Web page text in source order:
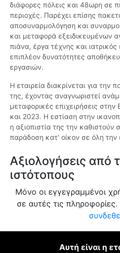
διάφορες πόλεις και 48ωρη σε
περιοχές. Παρέχει επίσης
αποσυναρμολόγηση και
και μεταφορά εξειδικευμένων
πιάνα, έργα τέχνης και
επιπλέον δυνατότητες
εργασιών.
Η εταιρεία διακρίνεται για την
της, έχοντας αναγνωριστεί
μεταφορικές επιχειρήσεις
και 2023. Η εστίαση στην
η αξιοπιστία της την καθιστούν
παράδοση κατ' οίκον σε όλη την
Αξιολογήσεις από
ιστότοπους
Μόνο οι εγγεγραμμένοι
σε αυτές τις πληροφορίες.
Αυτή είναι η